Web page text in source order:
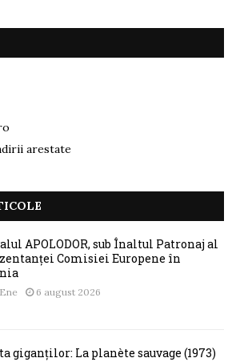
arestate
APOLODOR, sub Înaltul Patronaj al
Comisiei Europene în
6 august 2026
giganților: La planète sauvage (1973)